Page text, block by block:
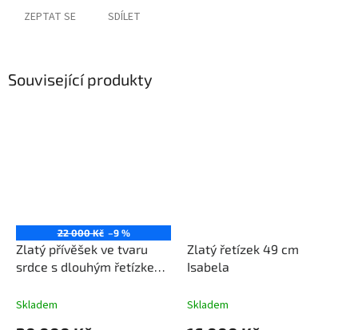
ZEPTAT SE SDÍLET
Související produkty
22 000 Kč –9 %
Zlatý přívěšek ve tvaru
srdce s dlouhým řetízkem
Skladem
Zlatý řetízek 49 cm
Isabela
Skladem